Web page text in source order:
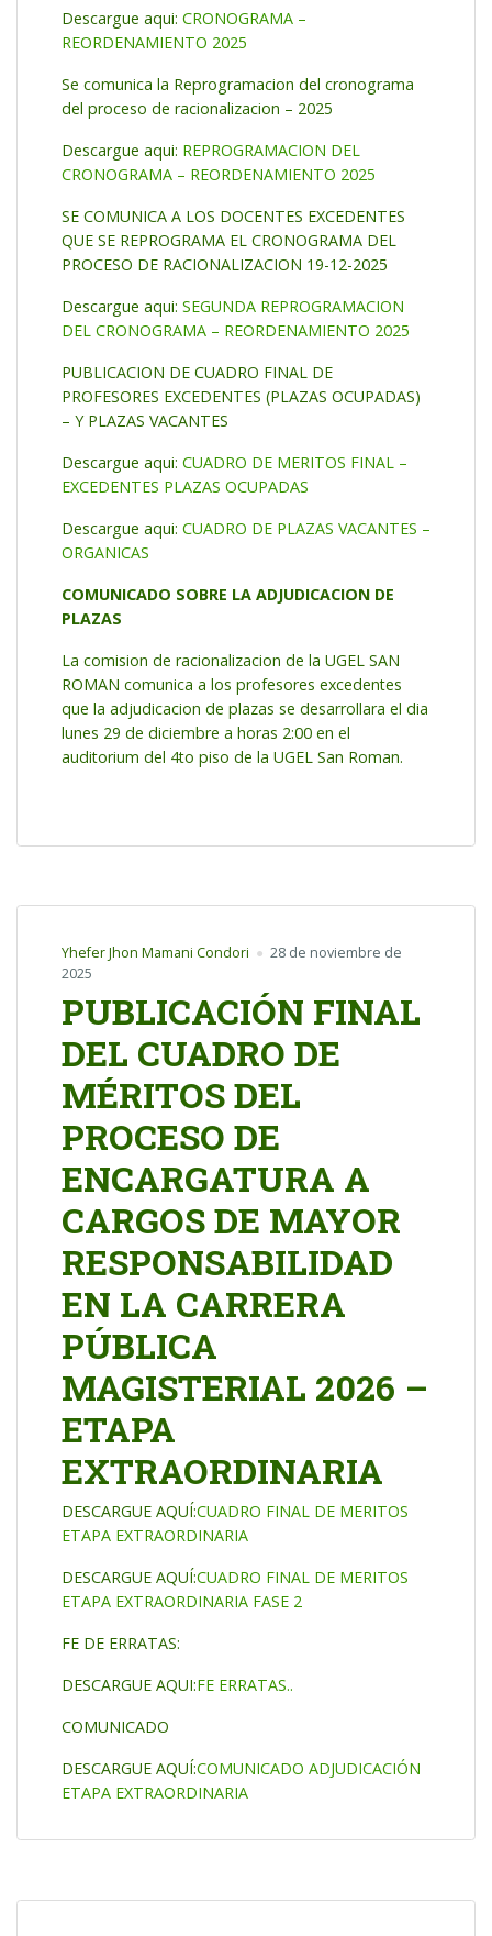
Descargue aqui: CRONOGRAMA –
REORDENAMIENTO 2025
Se comunica la Reprogramacion del cronograma
del proceso de racionalizacion – 2025
Descargue aqui: REPROGRAMACION DEL
CRONOGRAMA – REORDENAMIENTO 2025
SE COMUNICA A LOS DOCENTES EXCEDENTES
QUE SE REPROGRAMA EL CRONOGRAMA DEL
PROCESO DE RACIONALIZACION 19-12-2025
Descargue aqui: SEGUNDA REPROGRAMACION
DEL CRONOGRAMA – REORDENAMIENTO 2025
PUBLICACION DE CUADRO FINAL DE
PROFESORES EXCEDENTES (PLAZAS OCUPADAS)
– Y PLAZAS VACANTES
Descargue aqui: CUADRO DE MERITOS FINAL –
EXCEDENTES PLAZAS OCUPADAS
Descargue aqui: CUADRO DE PLAZAS VACANTES –
ORGANICAS
COMUNICADO SOBRE LA ADJUDICACION DE
PLAZAS
La comision de racionalizacion de la UGEL SAN
ROMAN comunica a los profesores excedentes
que la adjudicacion de plazas se desarrollara el dia
lunes 29 de diciembre a horas 2:00 en el
auditorium del 4to piso de la UGEL San Roman.
Yhefer Jhon Mamani Condori
28 de noviembre de
2025
PUBLICACIÓN FINAL
DEL CUADRO DE
MÉRITOS DEL
PROCESO DE
ENCARGATURA A
CARGOS DE MAYOR
RESPONSABILIDAD
EN LA CARRERA
PÚBLICA
MAGISTERIAL 2026 –
ETAPA
EXTRAORDINARIA
DESCARGUE AQUÍ:CUADRO FINAL DE MERITOS
ETAPA EXTRAORDINARIA
DESCARGUE AQUÍ:CUADRO FINAL DE MERITOS
ETAPA EXTRAORDINARIA FASE 2
FE DE ERRATAS:
DESCARGUE AQUI:FE ERRATAS..
COMUNICADO
DESCARGUE AQUÍ:COMUNICADO ADJUDICACIÓN
ETAPA EXTRAORDINARIA